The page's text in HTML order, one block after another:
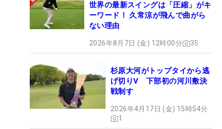
世界の最新スイングは「圧縮」がキ
ーワード！ 久常涼が飛んで曲がら
ない理由
2026年8月7日 (金) 12時00分 35
杉原大河がトップタイから逃
げ切りV 下部初の河川敷決
戦制す
2026年4月17日 (金) 15時54分
1